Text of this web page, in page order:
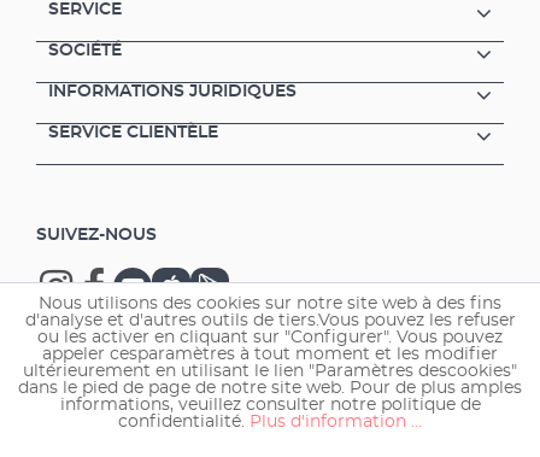
avec importante surface de colonisation pour
SUBSTRAT peut être utilisé en une ou
filtration à porosité élevée à base de quartz
fritté. La structure su-perficielle offre de
colonisation est de 450 m² par litre. EHEIM
plusieurs fois. Substrat de filtration biologique
Matériau extrêmement poreux en quartz
fritté Conditions parfaites pour la culture de
bactéries Réutilisable plusieurs fois (rincer
soigneusement pour le nettoyage)
SERVICE
SOCIÉTÉ
INFORMATIONS JURIDIQUES
SERVICE CLIENTÈLE
SUIVEZ-NOUS
Copyright © 2026 EHEIM GmbH & Co. KG.
Nous utilisons des cookies sur notre site web à des fins
d'analyse et d'autres outils de tiers.Vous pouvez les refuser
ou les activer en cliquant sur "Configurer". Vous pouvez
appeler cesparamètres à tout moment et les modifier
ultérieurement en utilisant le lien "Paramètres descookies"
dans le pied de page de notre site web. Pour de plus amples
informations, veuillez consulter notre politique de
confidentialité. Plus d'information ...